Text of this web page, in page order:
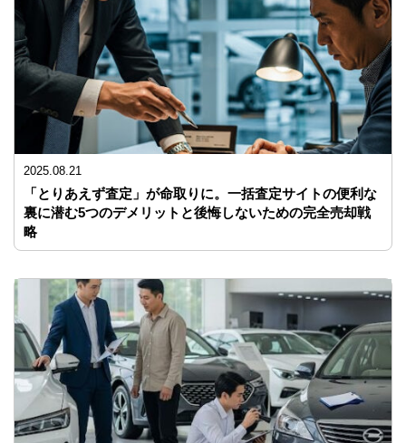
2025.08.21
「とりあえず査定」が命取りに。一括査定サイトの便利な
裏に潜む5つのデメリットと後悔しないための完全売却戦
略